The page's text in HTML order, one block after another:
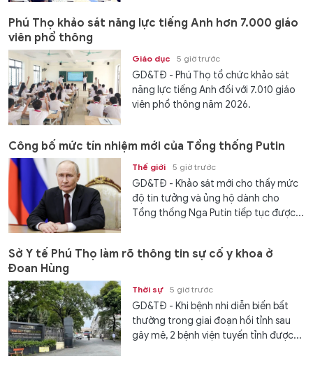
Phú Thọ khảo sát năng lực tiếng Anh hơn 7.000 giáo
viên phổ thông
Giáo dục 5 giờ trước
GD&TĐ - Phú Thọ tổ chức khảo sát
năng lực tiếng Anh đối với 7.010 giáo
viên phổ thông năm 2026.
Công bố mức tín nhiệm mới của Tổng thống Putin
Thế giới 5 giờ trước
GD&TĐ - Khảo sát mới cho thấy mức
độ tin tưởng và ủng hộ dành cho
Tổng thống Nga Putin tiếp tục được...
Sở Y tế Phú Thọ làm rõ thông tin sự cố y khoa ở
Đoan Hùng
Thời sự 5 giờ trước
GD&TĐ - Khi bệnh nhi diễn biến bất
thường trong giai đoạn hồi tỉnh sau
gây mê, 2 bệnh viện tuyến tỉnh được...